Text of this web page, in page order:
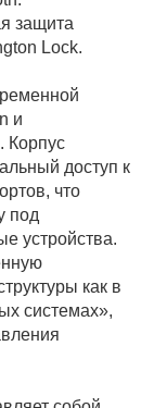
защита
Lock.
и
Корпус
доступ к
что
под
устройства.
как в
системах»,